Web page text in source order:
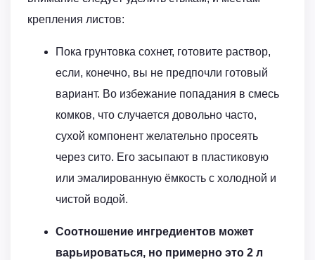
крепления листов:
Пока грунтовка сохнет, готовите раствор,
если, конечно, вы не предпочли готовый
вариант. Во избежание попадания в смесь
комков, что случается довольно часто,
сухой компонент желательно просеять
через сито. Его засыпают в пластиковую
или эмалированную ёмкость с холодной и
чистой водой.
Соотношение ингредиентов может
варьироваться, но примерно это 2 л